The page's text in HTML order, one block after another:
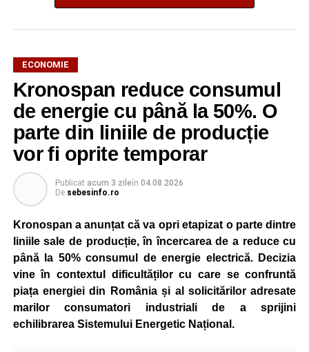
ECONOMIE
Kronospan reduce consumul
de energie cu până la 50%. O
parte din liniile de producție
vor fi oprite temporar
Publicat acum 3 zileîn 04.08.2026
De sebesinfo.ro
Kronospan a anunțat că va opri etapizat o parte dintre
liniile sale de producție, în încercarea de a reduce cu
până la 50% consumul de energie electrică. Decizia
vine în contextul dificultăților cu care se confruntă
piața energiei din România și al solicitărilor adresate
marilor consumatori industriali de a sprijini
echilibrarea Sistemului Energetic Național.